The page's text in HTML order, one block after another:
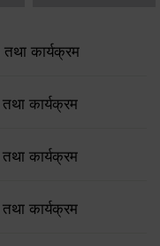
कार्यक्रम
कार्यक्रम
कार्यक्रम
कार्यक्रम